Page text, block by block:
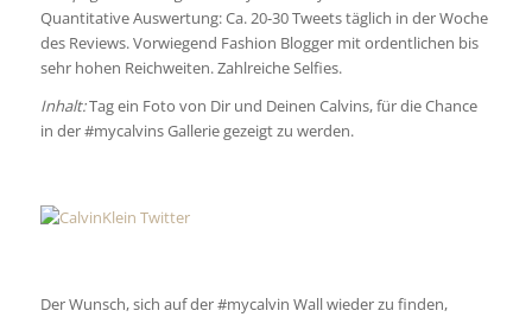
Quantitative Auswertung: Ca. 20-30 Tweets täglich in der Woche
des Reviews. Vorwiegend Fashion Blogger mit ordentlichen bis
sehr hohen Reichweiten. Zahlreiche Selfies.
Inhalt:Tag ein Foto von Dir und Deinen Calvins, für die Chance
in der #mycalvins Gallerie gezeigt zu werden.
Der Wunsch, sich auf der #mycalvin Wall wieder zu finden,